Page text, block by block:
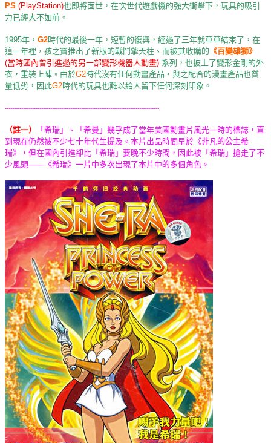
PS (PlayStation)也即將面世，在次世代遊戲機的強大衝擊下，玩具的吸引
力已經大不如前。
1995年， G2時代的最後一年，短暫的復興，經過了三年就草草結束了，在
這一年裡，孩之寶推出了新版的戰鬥擎天柱、而被其收購的 《百變雄獅》
(當時國內曾引進過的另一部變形機器人動畫) 系列，也披上了變形金剛的外
衣，重裝上陣。由於G2時代沒有任何動畫產品，與之配合的漫畫產品也質
量低劣，因此G2時代的玩具也難以給人留下任何深刻印象。
-------------------------------------------------------------------------------------
（註一）
「希瑞」、「希曼」幾乎成了當年美國動畫片風光一時的標誌，直
到現在仍然被不少七十年代生提及。本片出品時間早於《非凡的公主希
瑞》，但在國內引進卻比「希瑞」要晚不少時間，因此被「希瑞」搶走了不
少風頭——《希瑞》一片中多次出現了本片中的多個角色。